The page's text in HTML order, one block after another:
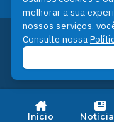
Início
Desenvolvido
Tecnologia da
Prefeitura de
melhorar a sua
nossos serviços,
Consulte nossa